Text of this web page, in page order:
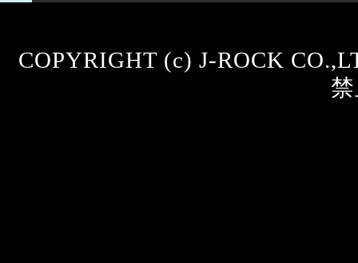
COPYRIGHT (c) J-ROCK